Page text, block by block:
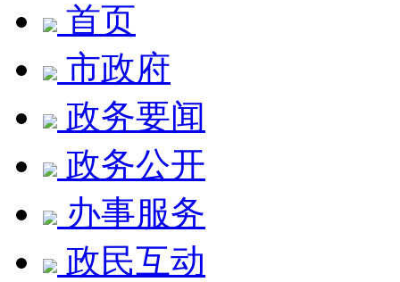
首页
市政府
政务要闻
政务公开
办事服务
政民互动